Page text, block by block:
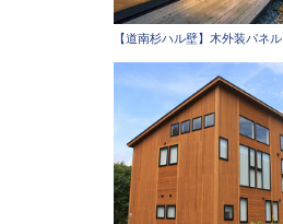
【道南杉ハル壁】木外装パネル